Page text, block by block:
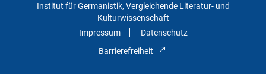
Institut für Germanistik, Vergleichende Literatur- und
Kulturwissenschaft
Impressum
Datenschutz
Barrierefreiheit